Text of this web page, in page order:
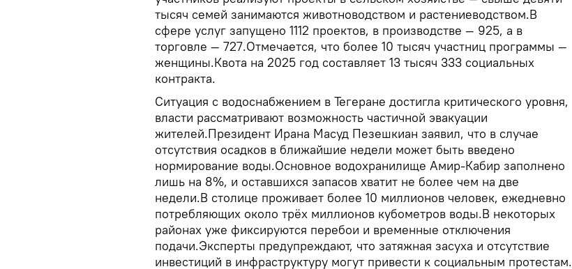
тысяч семей занимаются животноводством и растениеводством.В
сфере услуг запущено 1112 проектов, в производстве — 925, а в
торговле — 727.Отмечается, что более 10 тысяч участниц программы —
женщины.Квота на 2025 год составляет 13 тысяч 333 социальных
контракта.
Ситуация с водоснабжением в Тегеране достигла критического уровня,
власти рассматривают возможность частичной эвакуации
жителей.Президент Ирана Масуд Пезешкиан заявил, что в случае
отсутствия осадков в ближайшие недели может быть введено
нормирование воды.Основное водохранилище Амир-Кабир заполнено
лишь на 8%, и оставшихся запасов хватит не более чем на две
недели.В столице проживает более 10 миллионов человек, ежедневно
потребляющих около трёх миллионов кубометров воды.В некоторых
районах уже фиксируются перебои и временные отключения
подачи.Эксперты предупреждают, что затяжная засуха и отсутствие
инвестиций в инфраструктуру могут привести к социальным протестам.